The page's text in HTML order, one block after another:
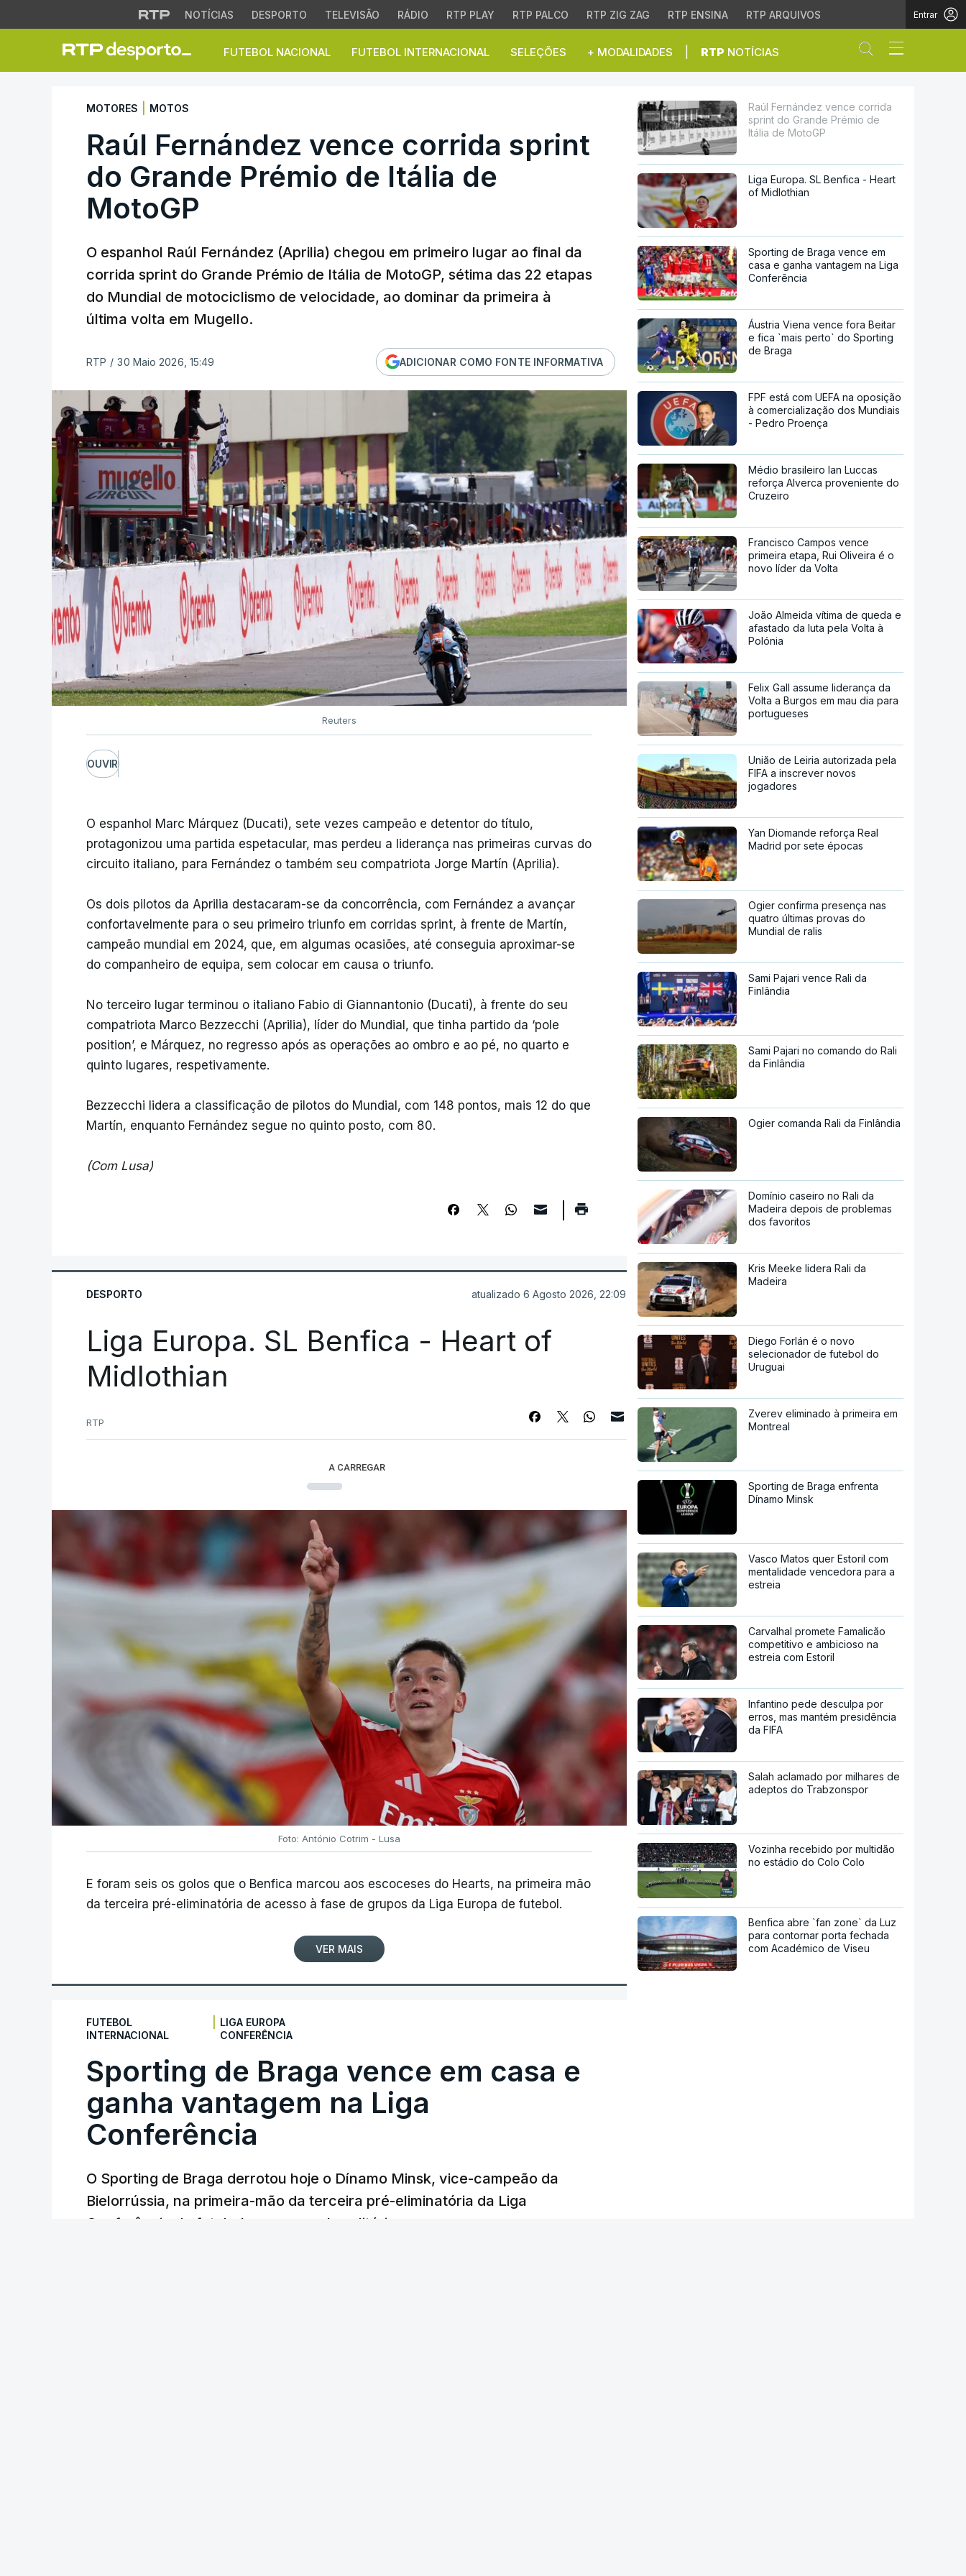
NOTÍCIAS DESPORTO TELEVISÃO RÁDIO RTP PLAY RTP PALCO RTP ZIG ZAG RTP ENSINA RTP ARQUIVOS Entrar
FUTEBOL NACIONAL FUTEBOL INTERNACIONAL SELEÇÕES + MODALIDADES RTP NOTÍCIAS Abrir campo
Raúl Fernández vence corrida sprint do Grande Prémio de Itália
MOTORES MOTOS
Raúl Fernández vence corrida sprint
do Grande Prémio de Itália de
MotoGP
O espanhol Raúl Fernández (Aprilia) chegou em primeiro lugar ao final da
corrida sprint do Grande Prémio de Itália de MotoGP, sétima das 22 etapas
do Mundial de motociclismo de velocidade, ao dominar da primeira à
última volta em Mugello.
RTP / 30 Maio 2026, 15:49 ADICIONAR COMO FONTE INFORMATIVA
Reuters
OUVIR
O espanhol Marc Márquez (Ducati), sete vezes campeão e detentor do título,
protagonizou uma partida espetacular, mas perdeu a liderança nas primeiras curvas do
circuito italiano, para Fernández o também seu compatriota Jorge Martín (Aprilia).
Os dois pilotos da Aprilia destacaram-se da concorrência, com Fernández a avançar
confortavelmente para o seu primeiro triunfo em corridas sprint, à frente de Martín,
campeão mundial em 2024, que, em algumas ocasiões, até conseguia aproximar-se
do companheiro de equipa, sem colocar em causa o triunfo.
No terceiro lugar terminou o italiano Fabio di Giannantonio (Ducati), à frente do seu
compatriota Marco Bezzecchi (Aprilia), líder do Mundial, que tinha partido da ‘pole
position’, e Márquez, no regresso após as operações ao ombro e ao pé, no quarto e
quinto lugares, respetivamente.
Bezzecchi lidera a classificação de pilotos do Mundial, com 148 pontos, mais 12 do que
Martín, enquanto Fernández segue no quinto posto, com 80.
(Com Lusa)
DESPORTO atualizado 6 Agosto 2026, 22:09
Liga Europa. SL Benfica - Heart of
Midlothian
RTP
A CARREGAR
Foto: António Cotrim - Lusa
E foram seis os golos que o Benfica marcou aos escoceses do Hearts, na primeira mão
da terceira pré-eliminatória de acesso à fase de grupos da Liga Europa de futebol.
VER MAIS
FUTEBOL
INTERNACIONAL
LIGA EUROPA
CONFERÊNCIA
Sporting de Braga vence em casa e
ganha vantagem na Liga
Conferência
O Sporting de Braga derrotou hoje o Dínamo Minsk, vice-campeão da
Bielorrússia, na primeira-mão da terceira pré-eliminatória da Liga
Conferência de futebol, com um golo solitário.
Raúl Fernández vence corrida
sprint do Grande Prémio de
Itália de MotoGP
Liga Europa. SL Benfica - Heart
of Midlothian
Sporting de Braga vence em
casa e ganha vantagem na Liga
Conferência
Áustria Viena vence fora Beitar
e fica `mais perto` do Sporting
de Braga
FPF está com UEFA na oposição
à comercialização dos Mundiais
- Pedro Proença
Médio brasileiro Ian Luccas
reforça Alverca proveniente do
Cruzeiro
Francisco Campos vence
primeira etapa, Rui Oliveira é o
novo líder da Volta
João Almeida vítima de queda e
afastado da luta pela Volta à
Polónia
Felix Gall assume liderança da
Volta a Burgos em mau dia para
portugueses
União de Leiria autorizada pela
FIFA a inscrever novos
jogadores
Yan Diomande reforça Real
Madrid por sete épocas
Ogier confirma presença nas
quatro últimas provas do
Mundial de ralis
Sami Pajari vence Rali da
Finlândia
Sami Pajari no comando do Rali
da Finlândia
Ogier comanda Rali da Finlândia
Domínio caseiro no Rali da
Madeira depois de problemas
dos favoritos
Kris Meeke lidera Rali da
Madeira
Diego Forlán é o novo
selecionador de futebol do
Uruguai
Zverev eliminado à primeira em
Montreal
Sporting de Braga enfrenta
Dínamo Minsk
Vasco Matos quer Estoril com
mentalidade vencedora para a
estreia
Carvalhal promete Famalicão
competitivo e ambicioso na
estreia com Estoril
Infantino pede desculpa por
erros, mas mantém presidência
da FIFA
Salah aclamado por milhares de
adeptos do Trabzonspor
Vozinha recebido por multidão
no estádio do Colo Colo
Benfica abre `fan zone` da Luz
para contornar porta fechada
com Académico de Viseu